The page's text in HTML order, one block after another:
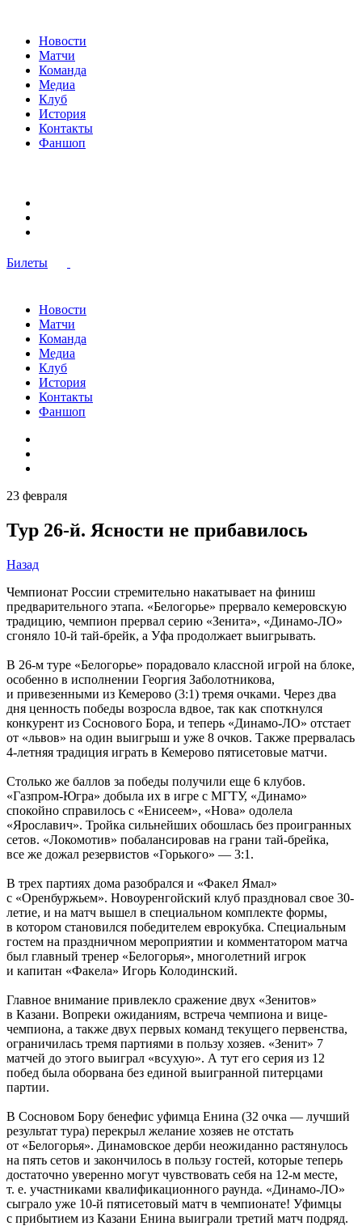
Новости
Матчи
Команда
Медиа
Клуб
История
Контакты
Фаншоп
Билеты
Новости
Матчи
Команда
Медиа
Клуб
История
Контакты
Фаншоп
23 февраля
Тур 26-й. Ясности не прибавилось
Назад
Чемпионат России стремительно накатывает на финиш
предварительного этапа. «Белогорье» прервало кемеровскую
традицию, чемпион прервал серию «Зенита», «Динамо-ЛО»
сгоняло 10-й тай-брейк, а Уфа продолжает выигрывать.
В 26-м туре «Белогорье» порадовало классной игрой на блоке,
особенно в исполнении Георгия Заболотникова,
и привезенными из Кемерово (3:1) тремя очками. Через два
дня ценность победы возросла вдвое, так как споткнулся
конкурент из Соснового Бора, и теперь «Динамо-ЛО» отстает
от «львов» на один выигрыш и уже 8 очков. Также прервалась
4-летняя традиция играть в Кемерово пятисетовые матчи.
Столько же баллов за победы получили еще 6 клубов.
«Газпром-Югра» добыла их в игре с МГТУ, «Динамо»
спокойно справилось с «Енисеем», «Нова» одолела
«Ярославич». Тройка сильнейших обошлась без проигранных
сетов. «Локомотив» побалансировав на грани тай-брейка,
все же дожал резервистов «Горького» — 3:1.
В трех партиях дома разобрался и «Факел Ямал»
с «Оренбуржьем». Новоуренгойский клуб праздновал свое 30-
летие, и на матч вышел в специальном комплекте формы,
в котором становился победителем еврокубка. Специальным
гостем на праздничном мероприятии и комментатором матча
был главный тренер «Белогорья», многолетний игрок
и капитан «Факела» Игорь Колодинский.
Главное внимание привлекло сражение двух «Зенитов»
в Казани. Вопреки ожиданиям, встреча чемпиона и вице-
чемпиона, а также двух первых команд текущего первенства,
ограничилась тремя партиями в пользу хозяев. «Зенит» 7
матчей до этого выиграл «всухую». А тут его серия из 12
побед была оборвана без единой выигранной питерцами
партии.
В Сосновом Бору бенефис уфимца Енина (32 очка — лучший
результат тура) перекрыл желание хозяев не отстать
от «Белогорья». Динамовское дерби неожиданно растянулось
на пять сетов и закончилось в пользу гостей, которые теперь
достаточно уверенно могут чувствовать себя на 12-м месте,
т. е. участниками квалификационного раунда. «Динамо-ЛО»
сыграло уже 10-й пятисетовый матч в чемпионате! Уфимцы
с прибытием из Казани Енина выиграли третий матч подряд.